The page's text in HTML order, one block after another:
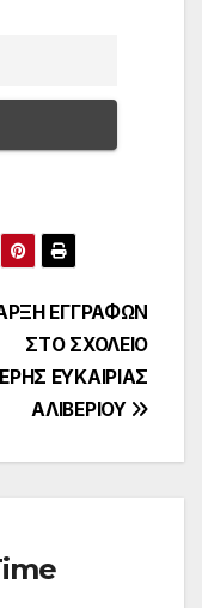
ΕΓΓΡΑΦΩΝ
ΣΤΟ ΣΧΟΛΕΙΟ
ΕΥΚΑΙΡΙΑΣ
ΑΛΙΒΕΡΙΟΥ